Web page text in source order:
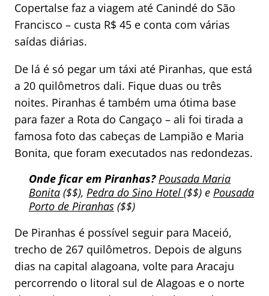
Copertalse faz a viagem até Canindé do São
Francisco – custa R$ 45 e conta com várias
saídas diárias.
De lá é só pegar um táxi até Piranhas, que está
a 20 quilômetros dali. Fique duas ou três
noites. Piranhas é também uma ótima base
para fazer a Rota do Cangaço – ali foi tirada a
famosa foto das cabeças de Lampião e Maria
Bonita, que foram executados nas redondezas.
Onde ficar em Piranhas? Pousada Maria
Bonita ($$), Pedra do Sino Hotel ($$) e Pousada
Porto de Piranhas ($$)
De Piranhas é possível seguir para Maceió,
trecho de 267 quilômetros. Depois de alguns
dias na capital alagoana, volte para Aracaju
percorrendo o litoral sul de Alagoas e o norte